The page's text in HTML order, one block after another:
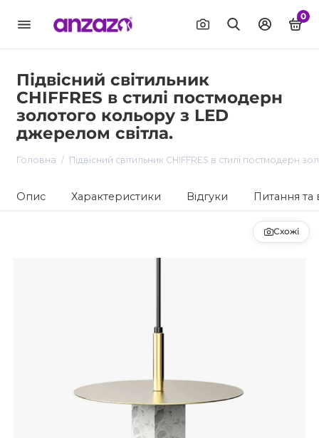
0
Підвісний світильник
CHIFFRES в стилі постмодерн
золотого кольору з LED
джерелом світла.
Головна Підвісний світильник CHIFFRES в стилі постмодерн
Опис Характеристики Відгуки Питання та
Схожі